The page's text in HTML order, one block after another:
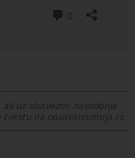
uz obavezno navođenje
na novaekonomija.rs